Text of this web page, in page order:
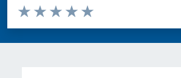
Valuta da 1 a 5 stelle la pagina
Valuta 5 stelle su 5
Valuta 4 stelle su 5
Valuta 3 stelle su 5
Valuta 2 stelle su 5
Valuta 1 stelle su 5